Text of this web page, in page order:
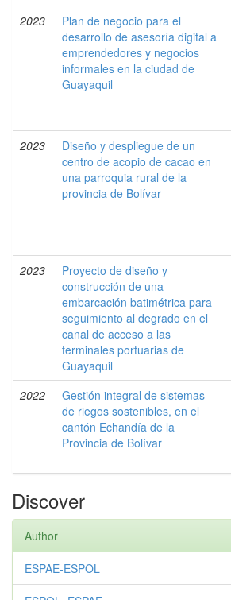
2023
Plan de negocio para el
desarrollo de asesoría digital a
emprendedores y negocios
informales en la ciudad de
Guayaquil
2023
Diseño y despliegue de un
centro de acopio de cacao en
una parroquia rural de la
provincia de Bolívar
2023
Proyecto de diseño y
construcción de una
embarcación batimétrica para
seguimiento al degrado en el
canal de acceso a las
terminales portuarias de
Guayaquil
2022
Gestión integral de sistemas
de riegos sostenibles, en el
cantón Echandía de la
Provincia de Bolívar
Discover
Author
ESPAE-ESPOL